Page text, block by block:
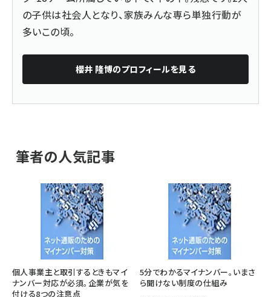
の子供は社会人となり、家族みんな専ら単独行動が
多いこの頃。
櫻井 隆博のプロフィールを見る
筆者の人気記事
個人事業主と取引するときもマイ
ナンバー対応が必須。企業が気を
付ける8つの注意点
5分でわかるマイナンバー。いまさ
ら聞けない制度の仕組み